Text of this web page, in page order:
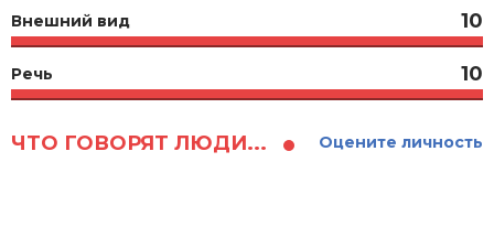
Внешний вид 10
Речь 10
ЧТО ГОВОРЯТ ЛЮДИ... Оцените личность